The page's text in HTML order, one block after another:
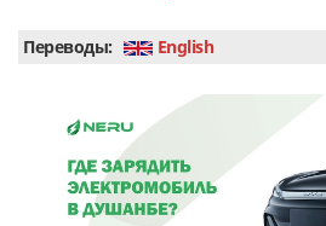
Переводы: English